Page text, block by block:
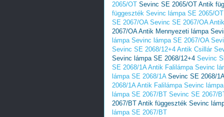
2065/OT Sevinc SE 2065/OT Antik
függeszték Sevinc lámpa SE 2065/OT
SE 2067/OA Sevinc SE 2067/OA
2067/OA Antik Mennyezeti lámpa
lámpa Sevinc lámpa SE 2067/OA
Sevinc SE 2068/12+4 Antik Csillár
Sevinc lámpa SE 2068/12+4 Sevinc
SE 2068/1A Antik Falilámpa Sevinc
lámpa SE 2068/1A Sevinc SE 2068/
2068/1A Antik Falilámpa Sevinc
lámpa SE 2067/BT Sevinc SE 2067/
2067/BT Antik függeszték Sevinc
lámpa SE 2067/BT